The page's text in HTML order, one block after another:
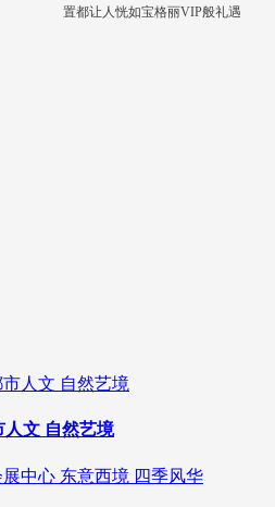
置都让人恍如宝格丽VIP般礼遇
人文 自然艺境